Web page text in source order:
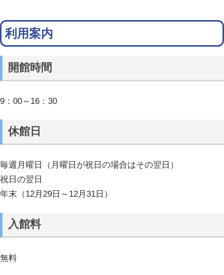
利用案内
開館時間
9：00～16：30
休館日
毎週月曜日（月曜日が祝日の場合はその翌日）
祝日の翌日
年末（12月29日～12月31日）
入館料
無料